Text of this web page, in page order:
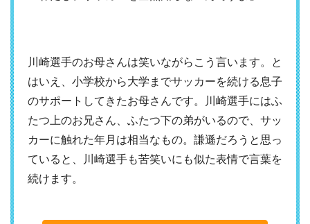
川崎選手のお母さんは笑いながらこう言います。と
はいえ、小学校から大学までサッカーを続ける息子
のサポートしてきたお母さんです。川崎選手にはふ
たつ上のお兄さん、ふたつ下の弟がいるので、サッ
カーに触れた年月は相当なもの。謙遜だろうと思っ
ていると、川崎選手も苦笑いにも似た表情で言葉を
続けます。